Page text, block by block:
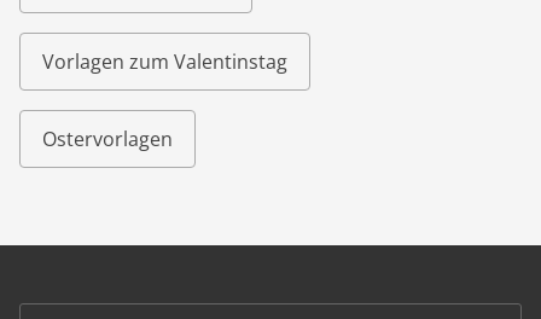
Vorlagen zum Valentinstag
Ostervorlagen